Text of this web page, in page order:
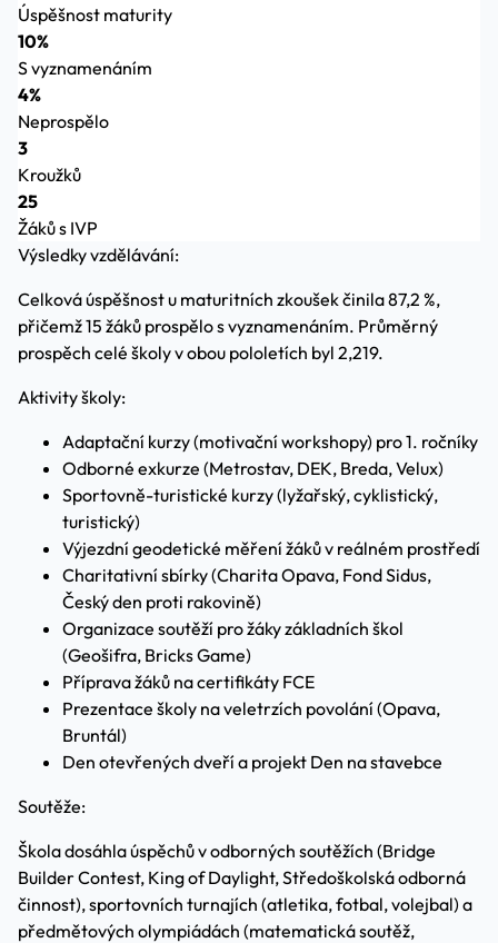
Úspěšnost maturity
10%
S vyznamenáním
4%
Neprospělo
3
Kroužků
25
Žáků s IVP
Výsledky vzdělávání:
Celková úspěšnost u maturitních zkoušek činila 87,2 %,
přičemž 15 žáků prospělo s vyznamenáním. Průměrný
prospěch celé školy v obou pololetích byl 2,219.
Aktivity školy:
Adaptační kurzy (motivační workshopy) pro 1. ročníky
Odborné exkurze (Metrostav, DEK, Breda, Velux)
Sportovně-turistické kurzy (lyžařský, cyklistický,
turistický)
Výjezdní geodetické měření žáků v reálném prostředí
Charitativní sbírky (Charita Opava, Fond Sidus,
Český den proti rakovině)
Organizace soutěží pro žáky základních škol
(Geošifra, Bricks Game)
Příprava žáků na certifikáty FCE
Prezentace školy na veletrzích povolání (Opava,
Bruntál)
Den otevřených dveří a projekt Den na stavebce
Soutěže:
Škola dosáhla úspěchů v odborných soutěžích (Bridge
Builder Contest, King of Daylight, Středoškolská odborná
činnost), sportovních turnajích (atletika, fotbal, volejbal) a
předmětových olympiádách (matematická soutěž,